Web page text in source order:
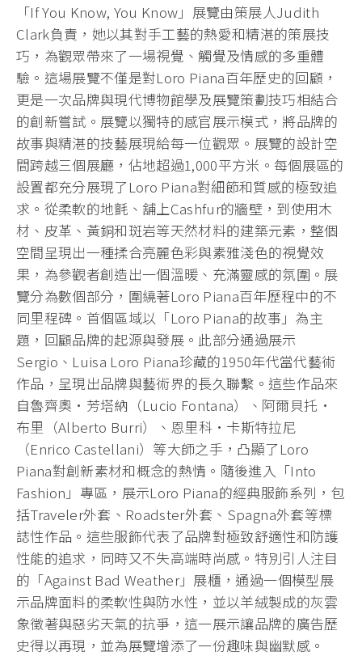
「If You Know, You Know」展覽由策展人Judith
Clark負責，她以其對手工藝的熱愛和精湛的策展技
巧，為觀眾帶來了一場視覺、觸覺及情感的多重體
驗。這場展覽不僅是對Loro Piana百年歷史的回顧，
更是一次品牌與現代博物館學及展覽策劃技巧相結合
的創新嘗試。展覽以獨特的感官展示模式，將品牌的
故事與精湛的技藝展現給每一位觀眾。展覽的設計空
間跨越三個展廳，佔地超過1,000平方米。每個展區的
設置都充分展現了Loro Piana對細節和質感的極致追
求。從柔軟的地氈、舖上Cashfur的牆壁，到使用木
材、皮革、黃銅和斑岩等天然材料的建築元素，整個
空間呈現出一種揉合亮麗色彩與素雅淺色的視覺效
果，為參觀者創造出一個溫暖、充滿靈感的氛圍。展
覽分為數個部分，圍繞著Loro Piana百年歷程中的不
同里程碑。首個區域以「Loro Piana的故事」為主
題，回顧品牌的起源與發展。此部分通過展示
Sergio、Luisa Loro Piana珍藏的1950年代當代藝術
作品，呈現出品牌與藝術界的長久聯繫。這些作品來
自魯齊奧·芳塔納（Lucio Fontana）、阿爾貝托·
布里（Alberto Burri）、恩里科·卡斯特拉尼
（Enrico Castellani）等大師之手，凸顯了Loro
Piana對創新素材和概念的熱情。隨後進入「Into
Fashion」專區，展示Loro Piana的經典服飾系列，包
括Traveler外套、Roadster外套、Spagna外套等標
誌性作品。這些服飾代表了品牌對極致舒適性和防護
性能的追求，同時又不失高端時尚感。特別引人注目
的「Against Bad Weather」展櫃，通過一個模型展
示品牌面料的柔軟性與防水性，並以羊絨製成的灰雲
象徵著與惡劣天氣的抗爭，這一展示讓品牌的廣告歷
史得以再現，並為展覽增添了一份趣味與幽默感。